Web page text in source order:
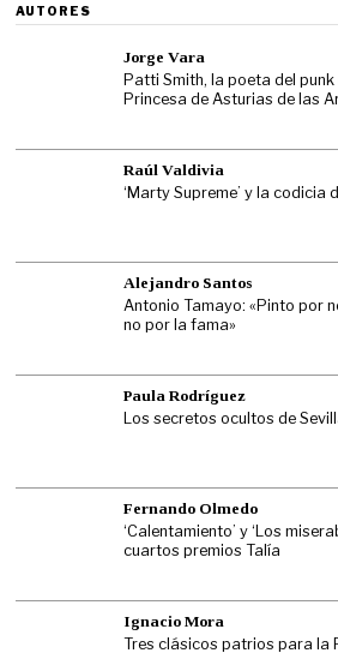
AUTORES
Jorge Vara
Patti Smith, la poeta del
Princesa de Asturias de las
Raúl Valdivia
‘Marty Supreme’ y la codicia
Alejandro Santos
Antonio Tamayo: «Pinto por
no por la fama»
Paula Rodríguez
Los secretos ocultos de
Fernando Olmedo
‘Calentamiento’ y ‘Los
cuartos premios Talía
Ignacio Mora
Tres clásicos patrios para la